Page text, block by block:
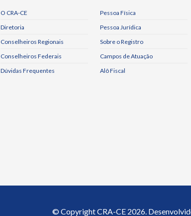
O CRA-CE
Diretoria
Conselheiros Regionais
Conselheiros Federais
Dúvidas Frequentes
Pessoa Física
Pessoa Jurídica
Sobre o Registro
Campos de Atuação
Alô Fiscal
© CopyrightCRA-CE2026.